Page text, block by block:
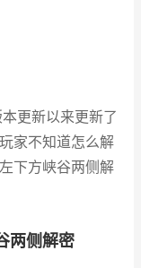
更新以来更新了
家不知道怎么解
下方峡谷两侧解
两侧解密